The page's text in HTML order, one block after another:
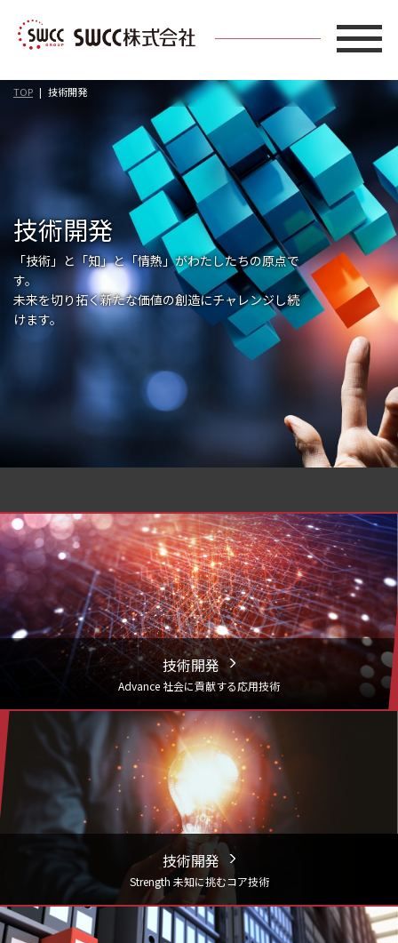
技術開発
「技術」と「知」と「情熱」がわたしたちの原点で
す。
未来を切り拓く新たな価値の創造にチャレンジし続
けます。
TOP 技術開発
技術開発
Advance 社会に貢献する応用技術
技術開発
Strength 未知に挑むコア技術